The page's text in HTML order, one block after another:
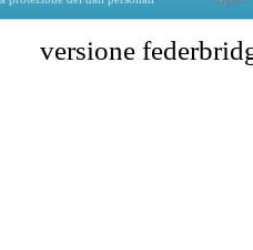
versione